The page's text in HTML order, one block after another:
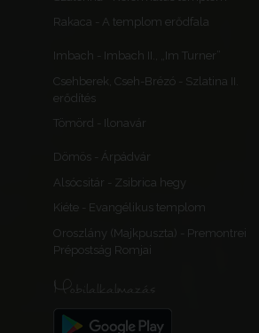
Rakaca - A templom erődfala
Imbach - Imbach II., „Im Turner”
Csehberek, Cseh-Brézó - Szlatina II.
erődítés
Tömörd - Ilonavár
Dömös - Árpádvár
Alsócsitár - Zsibrica hegy
Kiéte - Evangélikus templom
Oroszlány (Majkpuszta) - Premontrei
Prépostság Romjai
Mobilalkalmazás